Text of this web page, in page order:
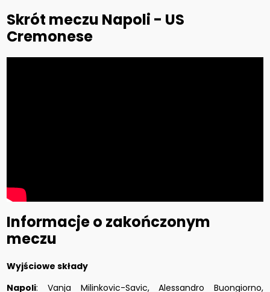
Skrót meczu Napoli - US
Cremonese
Informacje o zakończonym
meczu
Wyjściowe składy
Napoli: Vanja Milinkovic-Savic, Alessandro Buongiorno,